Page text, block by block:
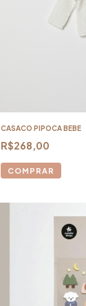
CASACO PIPOCA BEBE
R$268,00
COMPRAR